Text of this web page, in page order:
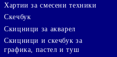
Хартии за смесени техники
Скечбук
Скицници за акварел
Скицници и скечбук за
графика, пастел и туш